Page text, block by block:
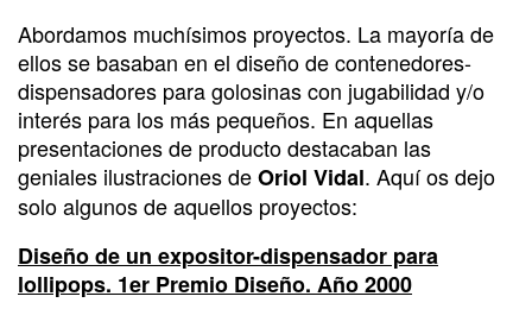
Abordamos muchísimos proyectos. La mayoría de
ellos se basaban en el diseño de contenedores-
dispensadores para golosinas con jugabilidad y/o
interés para los más pequeños. En aquellas
presentaciones de producto destacaban las
geniales ilustraciones deOriol Vidal. Aquí os dejo
solo algunos de aquellos proyectos:
Diseño de un expositor-dispensador para
lollipops. 1er Premio Diseño. Año 2000